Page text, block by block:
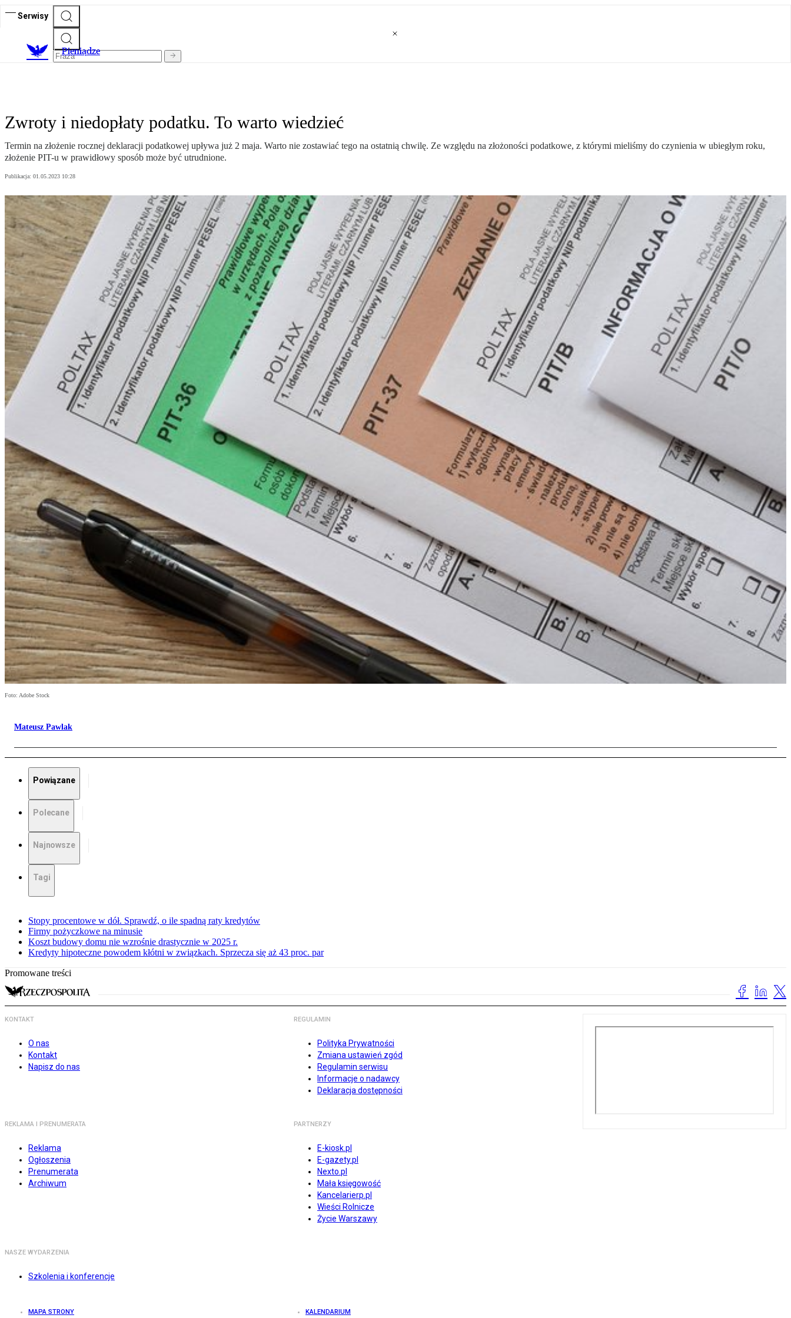
Serwisy
Pieniądze
Zwroty i niedopłaty podatku. To warto wiedzieć
Termin na złożenie rocznej deklaracji podatkowej upływa już 2 maja. Warto nie zostawiać tego na ostatnią chwilę. Ze względu na złożoności podatkowe, z którymi mieliśmy do czynienia w ubiegłym roku,
złożenie PIT-u w prawidłowy sposób może być utrudnione.
Publikacja: 01.05.2023 10:28
Foto: Adobe Stock
Mateusz Pawlak
Powiązane
Polecane
Najnowsze
Tagi
Stopy procentowe w dół. Sprawdź, o ile spadną raty kredytów
Firmy pożyczkowe na minusie
Koszt budowy domu nie wzrośnie drastycznie w 2025 r.
Kredyty hipoteczne powodem kłótni w związkach. Sprzecza się aż 43 proc. par
Promowane treści
KONTAKT
O nas
Kontakt
Napisz do nas
REGULAMIN
Polityka Prywatności
Zmiana ustawień zgód
Regulamin serwisu
Informacje o nadawcy
Deklaracja dostępności
REKLAMA I PRENUMERATA
Reklama
Ogłoszenia
Prenumerata
Archiwum
PARTNERZY
E-kiosk.pl
E-gazety.pl
Nexto.pl
Mała księgowość
Kancelarierp.pl
Wieści Rolnicze
Życie Warszawy
NASZE WYDARZENIA
Szkolenia i konferencje
MAPA STRONY KALENDARIUM